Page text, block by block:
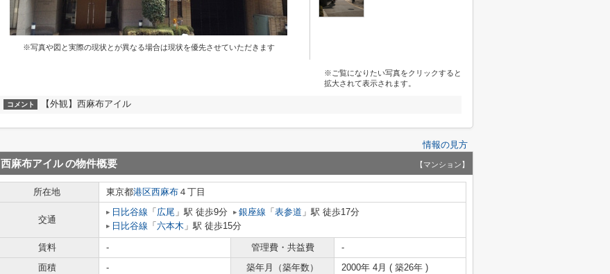
※写真や図と実際の現状とが異なる場合は現状を優先させていただきます
※ご覧になりたい写真をクリックすると
拡大されて表示されます。
コメント 【外観】西麻布アイル
情報の見方
西麻布アイルの物件概要 【マンション】
所在地 東京都港区西麻布 ４丁目
交通
日比谷線 「 広尾 」駅 徒歩9分 銀座線 「 表参道 」駅 徒歩17分
日比谷線 「 六本木 」駅 徒歩15分
賃料 - 管理費・共益費
-
面積
- 築年月（築年数） 2000年 4月 ( 築26年 )